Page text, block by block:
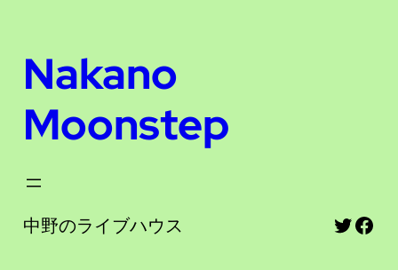
Nakano
Moonstep
中野のライブハウス Twitter